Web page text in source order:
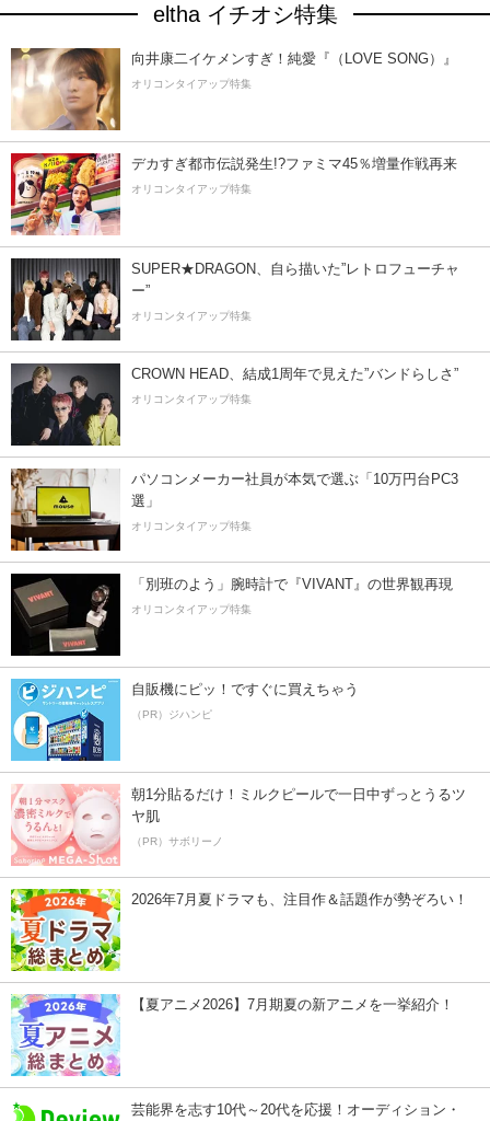
eltha イチオシ特集
向井康二イケメンすぎ！純愛『（LOVE SONG）』
オリコンタイアップ特集
デカすぎ都市伝説発生!?ファミマ45％増量作戦再来
オリコンタイアップ特集
SUPER★DRAGON、自ら描いた”レトロフューチャ
ー”
オリコンタイアップ特集
CROWN HEAD、結成1周年で見えた”バンドらしさ”
オリコンタイアップ特集
パソコンメーカー社員が本気で選ぶ「10万円台PC3
選」
オリコンタイアップ特集
「別班のよう」腕時計で『VIVANT』の世界観再現
オリコンタイアップ特集
自販機にピッ！ですぐに買えちゃう
（PR）ジハンピ
朝1分貼るだけ！ミルクピールで一日中ずっとうるツ
ヤ肌
（PR）サボリーノ
2026年7月夏ドラマも、注目作＆話題作が勢ぞろい！
【夏アニメ2026】7月期夏の新アニメを一挙紹介！
芸能界を志す10代～20代を応援！オーディション・